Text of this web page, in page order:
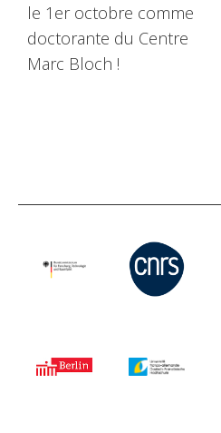
le 1er octobre comme
doctorante du Centre
Marc Bloch !